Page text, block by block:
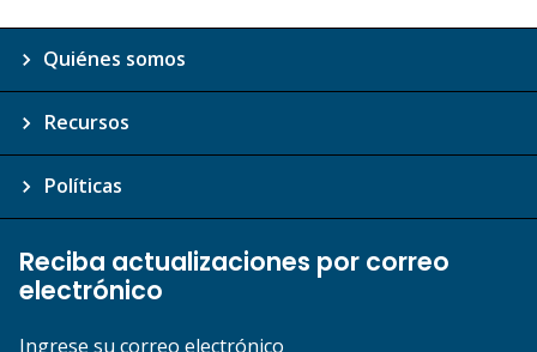
Quiénes somos
Recursos
Políticas
Reciba actualizaciones por correo
electrónico
Ingrese su correo electrónico